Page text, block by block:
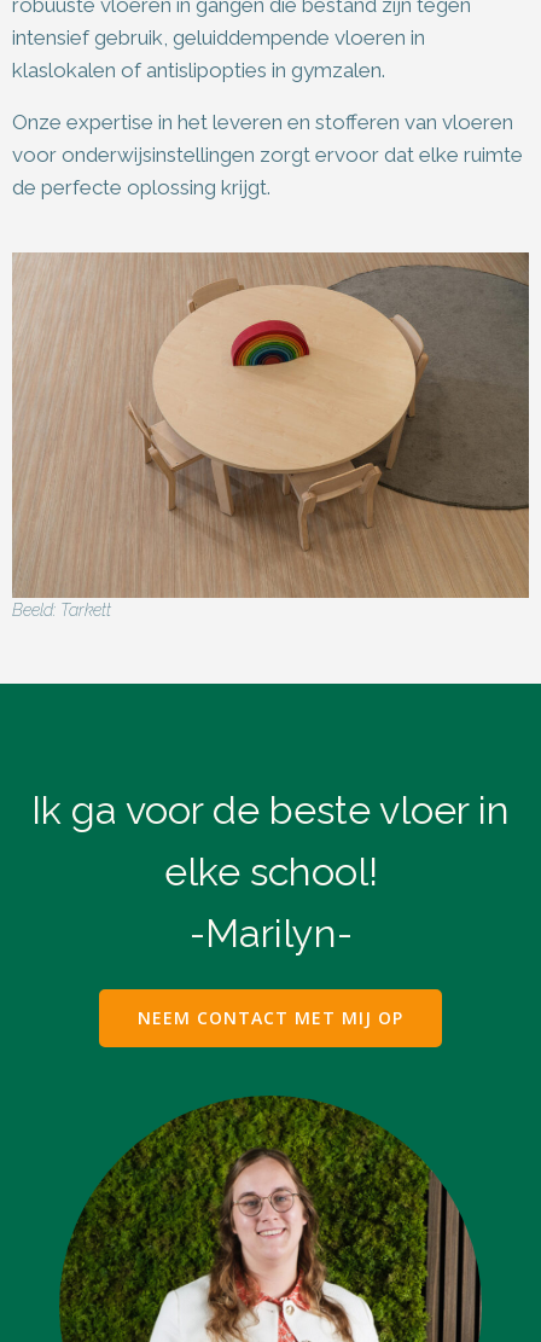
Beeld: Tarkett
intensief gebruik, geluiddempende vloeren in
klaslokalen of antislipopties in gymzalen.
Onze expertise in het leveren en stofferen van vloeren
voor onderwijsinstellingen zorgt ervoor dat elke ruimte
de perfecte oplossing krijgt.
Ik ga voor de beste vloer in
elke school!
-Marilyn-
NEEM CONTACT MET MIJ OP